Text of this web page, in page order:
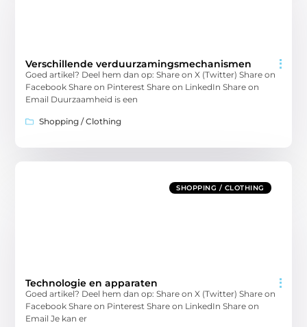
Verschillende verduurzamingsmechanismen
Goed artikel? Deel hem dan op: Share on X (Twitter) Share on
Facebook Share on Pinterest Share on LinkedIn Share on
Email Duurzaamheid is een
Shopping / Clothing
SHOPPING / CLOTHING
Technologie en apparaten
Goed artikel? Deel hem dan op: Share on X (Twitter) Share on
Facebook Share on Pinterest Share on LinkedIn Share on
Email Je kan er